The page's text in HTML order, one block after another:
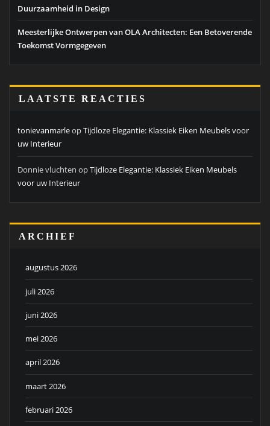
Duurzaamheid in Design
Meesterlijke Ontwerpen van OLA Architecten: Een Betoverende
Toekomst Vormgegeven
LAATSTE REACTIES
tonievanmarleopTijdloze Elegantie: Klassiek Eiken Meubels voor
uw Interieur
Donnie vluchten opTijdloze Elegantie: Klassiek Eiken Meubels
voor uw Interieur
ARCHIEF
augustus 2026
juli 2026
juni 2026
mei 2026
april 2026
maart 2026
februari 2026